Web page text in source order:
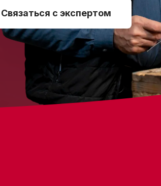
Связаться с экспертом